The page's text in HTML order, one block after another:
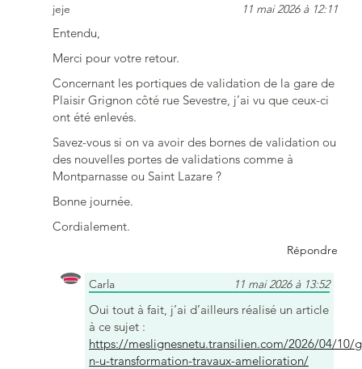
jeje 11 mai 2026 à 12:11
Entendu,
Merci pour votre retour.
Concernant les portiques de validation de la gare de
Plaisir Grignon côté rue Sevestre, j’ai vu que ceux-ci
ont été enlevés.
Savez-vous si on va avoir des bornes de validation ou
des nouvelles portes de validations comme à
Montparnasse ou Saint Lazare ?
Bonne journée.
Cordialement.
Répondre
Carla 11 mai 2026 à 13:52
Oui tout à fait, j’ai d’ailleurs réalisé un article
à ce sujet :
https://meslignesnetu.transilien.com/2026/04/10/
n-u-transformation-travaux-amelioration/